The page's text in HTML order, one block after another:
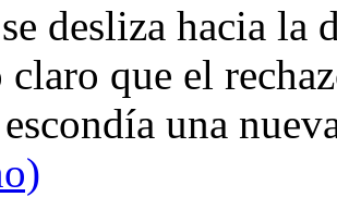
desliza hacia
claro que el
una